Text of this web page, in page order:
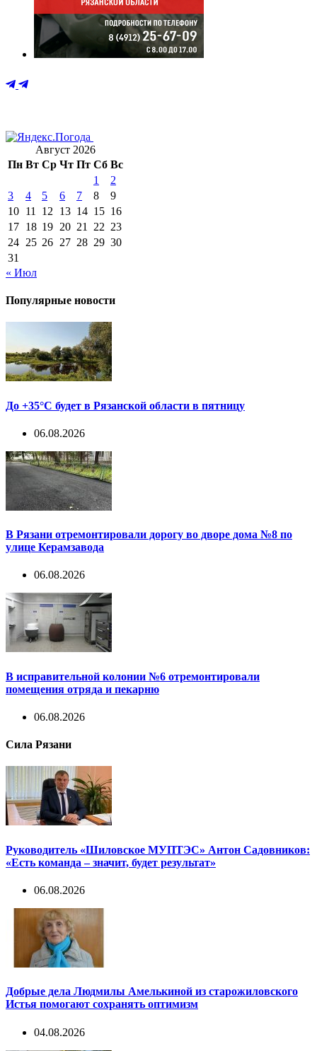
Август 2026
Пн Вт Ср Чт Пт Сб Вс
1
2
3
4 5 6 7 8
9
10 11 12 13 14 15 16
17 18 19 20 21 22 23
24 25 26 27 28 29 30
31
« Июл
Популярные новости
До +35°С будет в Рязанской области в пятницу
06.08.2026
В Рязани отремонтировали дорогу во дворе дома №8 по
улице Керамзавода
06.08.2026
В исправительной колонии №6 отремонтировали
помещения отряда и пекарню
06.08.2026
Сила Рязани
Руководитель «Шиловское МУПТЭС» Антон Садовников:
«Есть команда – значит, будет результат»
06.08.2026
Добрые дела Людмилы Амелькиной из старожиловского
Истья помогают сохранять оптимизм
04.08.2026